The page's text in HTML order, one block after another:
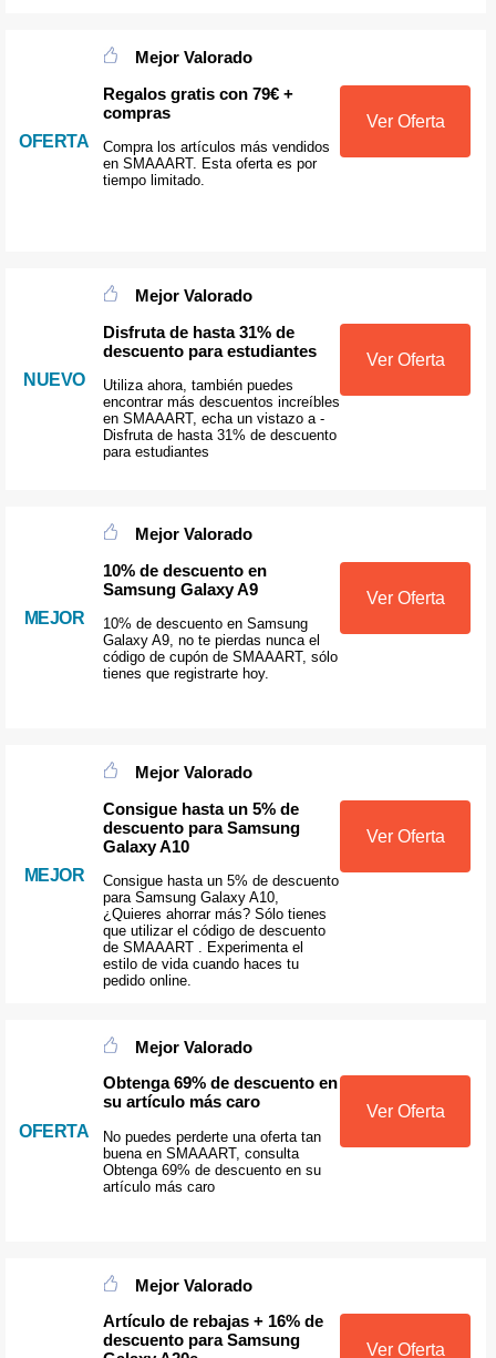
OFERTA
Mejor Valorado
Regalos gratis con 79€ +
compras
Compra los artículos más vendidos
en SMAAART. Esta oferta es por
tiempo limitado.
Ver Oferta
NUEVO
Mejor Valorado
Disfruta de hasta 31% de
descuento para estudiantes
Utiliza ahora, también puedes
encontrar más descuentos increíbles
en SMAAART, echa un vistazo a -
Disfruta de hasta 31% de descuento
para estudiantes
Ver Oferta
MEJOR
Mejor Valorado
10% de descuento en
Samsung Galaxy A9
10% de descuento en Samsung
Galaxy A9, no te pierdas nunca el
código de cupón de SMAAART, sólo
tienes que registrarte hoy.
Ver Oferta
MEJOR
Mejor Valorado
Consigue hasta un 5% de
descuento para Samsung
Galaxy A10
Consigue hasta un 5% de descuento
para Samsung Galaxy A10,
¿Quieres ahorrar más? Sólo tienes
que utilizar el código de descuento
de SMAAART . Experimenta el
estilo de vida cuando haces tu
pedido online.
Ver Oferta
OFERTA
Mejor Valorado
Obtenga 69% de descuento en
su artículo más caro
No puedes perderte una oferta tan
buena en SMAAART, consulta
Obtenga 69% de descuento en su
artículo más caro
Ver Oferta
Mejor Valorado
Artículo de rebajas + 16% de
descuento para Samsung
Ver Oferta